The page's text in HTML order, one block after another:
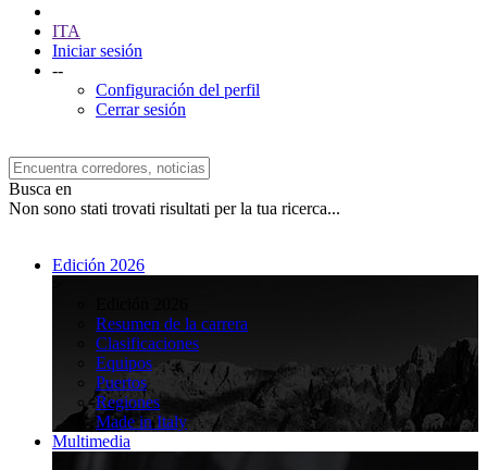
ITA
Iniciar sesión
--
Configuración del perfil
Cerrar sesión
Busca en
Non sono stati trovati risultati per la tua ricerca...
Edición 2026
Resumen de la carrera
Clasificaciones
Equipos
Puertos
Regiones
Made in Italy
Multimedia